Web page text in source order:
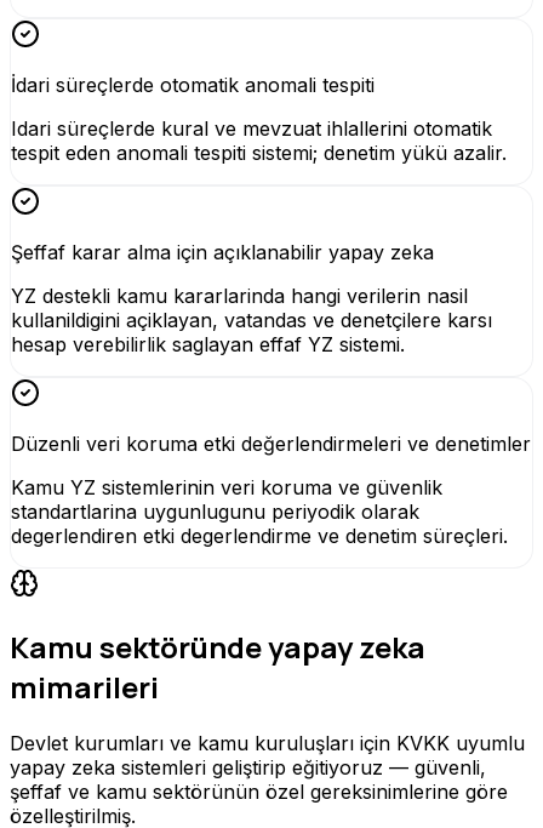
İdari süreçlerde otomatik anomali tespiti
Idari süreçlerde kural ve mevzuat ihlallerini otomatik
tespit eden anomali tespiti sistemi; denetim yükü azalir.
Şeffaf karar alma için açıklanabilir yapay zeka
YZ destekli kamu kararlarinda hangi verilerin nasil
kullanildigini açiklayan, vatandas ve denetçilere karsı
hesap verebilirlik saglayan effaf YZ sistemi.
Düzenli veri koruma etki değerlendirmeleri ve denetimler
Kamu YZ sistemlerinin veri koruma ve güvenlik
standartlarina uygunlugunu periyodik olarak
degerlendiren etki degerlendirme ve denetim süreçleri.
Kamu sektöründe yapay zeka
mimarileri
Devlet kurumları ve kamu kuruluşları için KVKK uyumlu
yapay zeka sistemleri geliştirip eğitiyoruz — güvenli,
şeffaf ve kamu sektörünün özel gereksinimlerine göre
özelleştirilmiş.